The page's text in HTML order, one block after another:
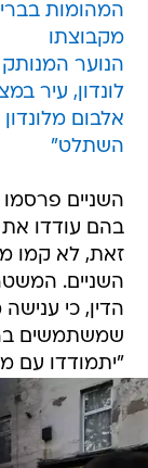
המהומות
מקבוצתו
הנוער
לונדון, עיר
אלבום
השתלט"
השניים
בהם עודדו
זאת, לא קמו
השניים.
הדין, כי
שמשתמשים
"יתמודדו עם